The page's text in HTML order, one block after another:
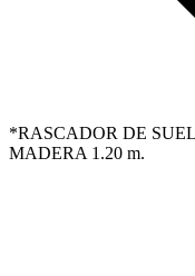
*RASCADOR DE
MADERA 1.20 m.